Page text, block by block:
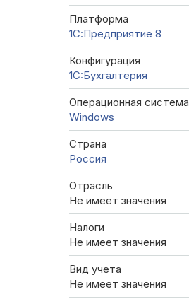
Платформа
1С:Предприятие 8
Конфигурация
1C:Бухгалтерия
Операционная система
Windows
Страна
Россия
Отрасль
Не имеет значения
Налоги
Не имеет значения
Вид учета
Не имеет значения